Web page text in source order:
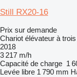
Still RX20-16
Prix sur demande
Chariot élévateur à
2018
3 217 m/h
Capacité de charge 1
Levée libre 1 790 mm